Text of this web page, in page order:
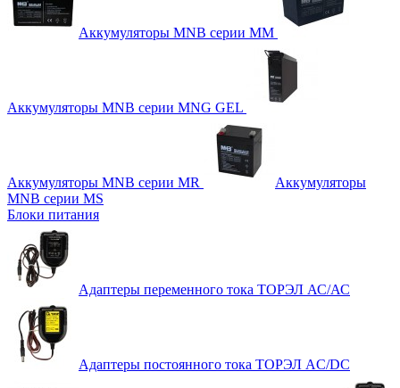
Аккумуляторы MNB серии MM
Аккумуляторы MNB серии MNG GEL
Аккумуляторы MNB серии MR
Аккумуляторы
MNB серии MS
Блоки питания
Адаптеры переменного тока ТОРЭЛ АС/АС
Адаптеры постоянного тока ТОРЭЛ AC/DC